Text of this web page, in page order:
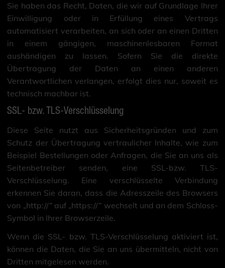
Sie haben das Recht, Daten, die wir auf Grundlage Ihrer
Einwilligung oder in Erfüllung eines Vertrags
automatisiert verarbeiten, an sich oder an einen Dritten
in einem gängigen, maschinenlesbaren Format
aushändigen zu lassen. Sofern Sie die direkte
Übertragung der Daten an einen anderen
Verantwortlichen verlangen, erfolgt dies nur, soweit es
technisch machbar ist.
SSL- bzw. TLS-Verschlüsselung
Diese Seite nutzt aus Sicherheitsgründen und zum
Schutz der Übertragung vertraulicher Inhalte, wie zum
Beispiel Bestellungen oder Anfragen, die Sie an uns als
Seitenbetreiber senden, eine SSL-bzw. TLS-
Verschlüsselung. Eine verschlüsselte Verbindung
erkennen Sie daran, dass die Adresszeile des Browsers
von „http://“ auf „https://“ wechselt und an dem Schloss-
Symbol in Ihrer Browserzeile.
Wenn die SSL- bzw. TLS-Verschlüsselung aktiviert ist,
können die Daten, die Sie an uns übermitteln, nicht von
Dritten mitgelesen werden.